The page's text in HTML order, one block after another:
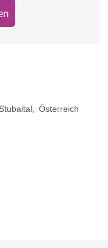
Österreich